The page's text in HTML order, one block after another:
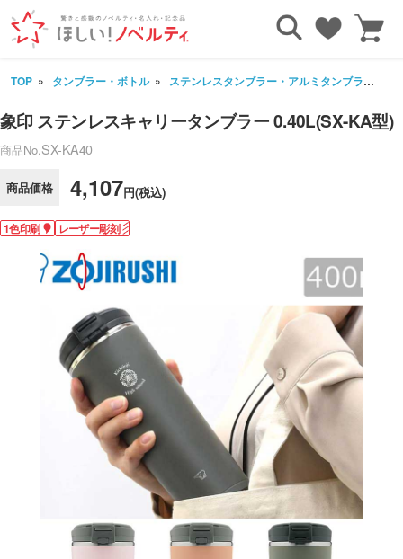
TOP タンブラー・ボトル ステンレスタンブラー・アルミタンブラー
象印 ステンレスキャリータンブラー 0.40L(SX-KA型)
商品No.SX-KA40
商品価格 4,107円(税込)
1色印刷 レーザー彫刻